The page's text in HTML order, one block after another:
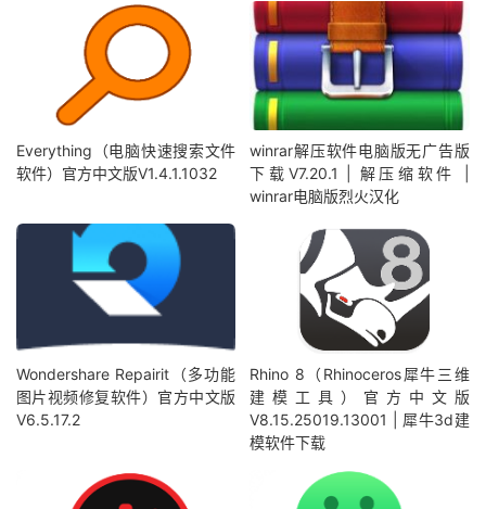
Everything（电脑快速搜索文件
软件）官方中文版V1.4.1.1032
winrar解压软件电脑版无广告版
下载V7.20.1 | 解压缩软件 |
winrar电脑版烈火汉化
Wondershare Repairit（多功能
图片视频修复软件）官方中文版
V6.5.17.2
Rhino 8（Rhinoceros犀牛三维
建模工具）官方中文版
V8.15.25019.13001 | 犀牛3d建
模软件下载